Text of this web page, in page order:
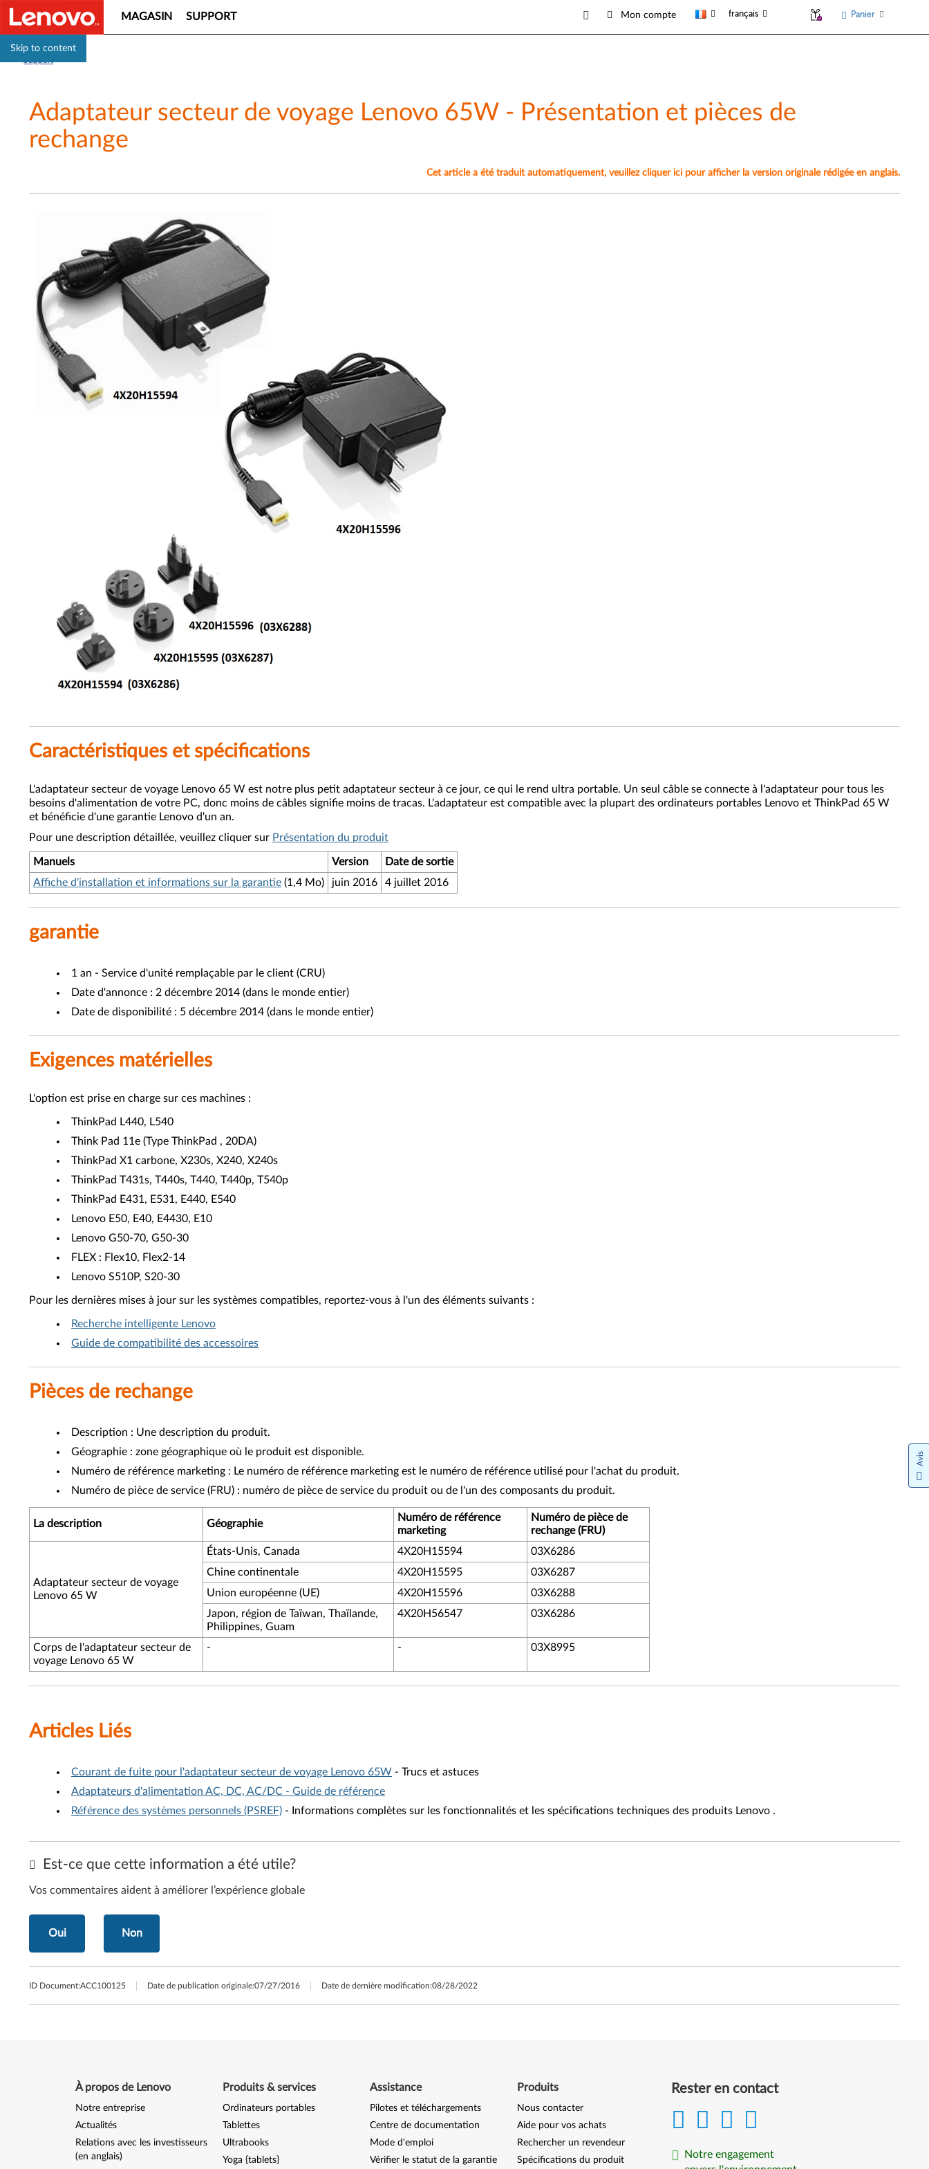
Skip to content
MAGASIN SUPPORT Mon compte français Panier
Adaptateur secteur de voyage Lenovo 65W - Présentation et pièces de
rechange
Cet article a été traduit automatiquement, veuillez cliquer ici pour afficher la version originale rédigée en anglais.
Caractéristiques et spécifications
L'adaptateur secteur de voyage Lenovo 65 W est notre plus petit adaptateur secteur à ce jour, ce qui le rend ultra portable. Un seul câble se connecte à l'adaptateur pour tous les
besoins d'alimentation de votre PC, donc moins de câbles signifie moins de tracas. L'adaptateur est compatible avec la plupart des ordinateurs portables Lenovo et ThinkPad 65 W
et bénéficie d'une garantie Lenovo d'un an.
Pour une description détaillée, veuillez cliquer sur Présentation du produit
Manuels Version
Date de sortie
Affiche d'installation et informations sur la garantie (1,4 Mo) juin 2016 4 juillet 2016
garantie
1 an - Service d'unité remplaçable par le client (CRU)
Date d'annonce : 2 décembre 2014 (dans le monde entier)
Date de disponibilité : 5 décembre 2014 (dans le monde entier)
Exigences matérielles
L'option est prise en charge sur ces machines :
ThinkPad L440, L540
Think Pad 11e (Type ThinkPad , 20DA)
ThinkPad X1 carbone, X230s, X240, X240s
ThinkPad T431s, T440s, T440, T440p, T540p
ThinkPad E431, E531, E440, E540
Lenovo E50, E40, E4430, E10
Lenovo G50-70, G50-30
FLEX : Flex10, Flex2-14
Lenovo S510P, S20-30
Pour les dernières mises à jour sur les systèmes compatibles, reportez-vous à l'un des éléments suivants :
Recherche intelligente Lenovo
Guide de compatibilité des accessoires
Pièces de rechange
Description : Une description du produit.
Géographie : zone géographique où le produit est disponible.
Numéro de référence marketing : Le numéro de référence marketing est le numéro de référence utilisé pour l'achat du produit.
Numéro de pièce de service (FRU) : numéro de pièce de service du produit ou de l'un des composants du produit.
La description Géographie
Numéro de référence
marketing
Numéro de pièce de
rechange (FRU)
Adaptateur secteur de voyage
Lenovo 65 W
États-Unis, Canada 4X20H15594
03X6286
Chine continentale
4X20H15595
03X6287
Union européenne (UE)
4X20H15596
03X6288
Japon, région de Taïwan, Thaïlande,
Philippines, Guam
4X20H56547 03X6286
Corps de l'adaptateur secteur de
voyage Lenovo 65 W
- - 03X8995
Articles Liés
Courant de fuite pour l'adaptateur secteur de voyage Lenovo 65W - Trucs et astuces
Adaptateurs d'alimentation AC, DC, AC/DC - Guide de référence
Référence des systèmes personnels (PSREF) - Informations complètes sur les fonctionnalités et les spécifications techniques des produits Lenovo .
Est-ce que cette information a été utile?
Vos commentaires aident à améliorer l’expérience globale
Oui Non
ID Document:ACC100125 Date de publication originale:07/27/2016 Date de dernière modification:08/28/2022
Rester en contact
Notre engagement
À propos de Lenovo
Notre entreprise
Actualités
Relations avec les investisseurs
(en anglais)
Produits & services
Ordinateurs portables
Tablettes
Ultrabooks
Yoga {tablets}
Assistance
Pilotes et téléchargements
Centre de documentation
Mode d'emploi
Vérifier le statut de la garantie
Produits
Nous contacter
Aide pour vos achats
Rechercher un revendeur
Spécifications du produit
Avis